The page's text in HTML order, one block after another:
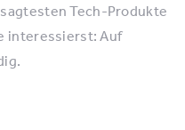
Tech-Produkte
interessierst: Auf